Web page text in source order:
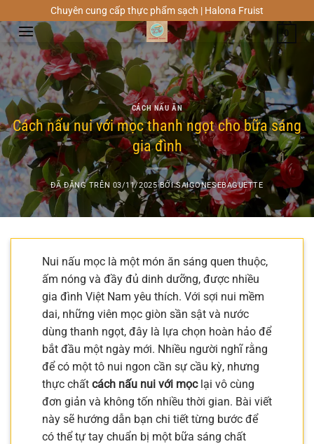
đến
nội
dung
Chuyên cung cấp thực phẩm sạch | Halona Fruist
0
CÁCH NẤU ĂN
Cách nấu nui với mọc thanh ngọt cho bữa sáng
gia đình
ĐÃ ĐĂNG TRÊN 03/11/2025 BỞISAIGONESEBAGUETTE
Nui nấu mọc là một món ăn sáng quen thuộc,
ấm nóng và đầy đủ dinh dưỡng, được nhiều
gia đình Việt Nam yêu thích. Với sợi nui mềm
dai, những viên mọc giòn sần sật và nước
dùng thanh ngọt, đây là lựa chọn hoàn hảo để
bắt đầu một ngày mới. Nhiều người nghĩ rằng
để có một tô nui ngon cần sự cầu kỳ, nhưng
thực chất cách nấu nui với mọclại vô cùng
đơn giản và không tốn nhiều thời gian. Bài viết
này sẽ hướng dẫn bạn chi tiết từng bước để
có thể tự tay chuẩn bị một bữa sáng chất